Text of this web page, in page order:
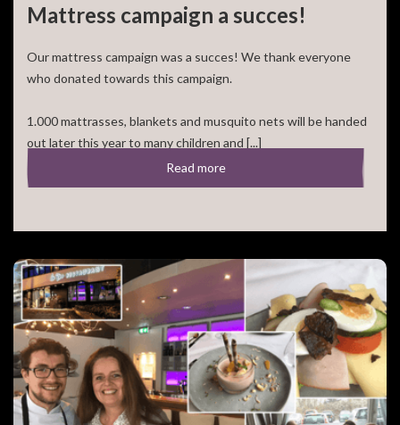
Mattress campaign a succes!
Our mattress campaign was a succes! We thank everyone
who donated towards this campaign.
1.000 mattrasses, blankets and musquito nets will be handed
out later this year to many children and [...]
Read more